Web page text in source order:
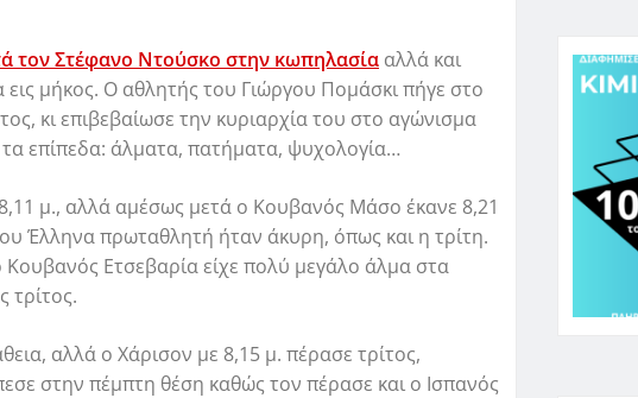
τον Στέφανο Ντούσκο στην κωπηλασία αλλά και
μήκος. Ο αθλητής του Γιώργου Πομάσκι πήγε στο
κι επιβεβαίωσε την κυριαρχία του στο αγώνισμα
επίπεδα: άλματα, πατήματα, ψυχολογία…
μ., αλλά αμέσως μετά ο Κουβανός Μάσο έκανε 8,21
Έλληνα πρωταθλητή ήταν άκυρη, όπως και η τρίτη.
Ετσεβαρία είχε πολύ μεγάλο άλμα στα
τρίτος.
αλλά ο Χάρισον με 8,15 μ. πέρασε τρίτος,
στην πέμπτη θέση καθώς τον πέρασε και ο Ισπανός